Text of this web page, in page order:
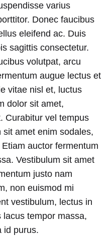
varius
Donec faucibus
eleifend ac. Duis
sagittis consectetur.
volutpat, arcu
augue lectus et
vitae nisl et, luctus
dolor sit amet,
Curabitur vel tempus
amet enim sodales,
auctor fermentum
Vestibulum sit amet
justo nam
non euismod mi
vestibulum, lectus in
tempor massa,
id purus.